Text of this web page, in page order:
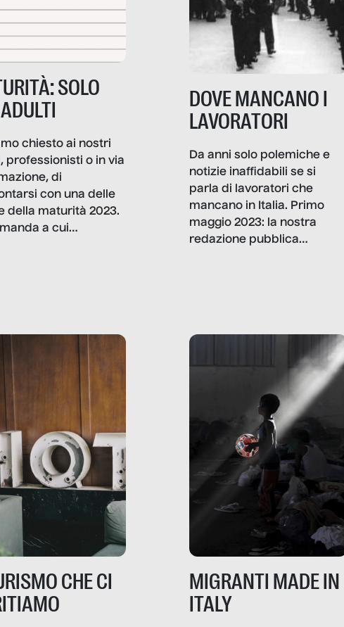
SOLO
chiesto ai nostri
professionisti o in via
di
con una delle
della maturità 2023.
a cui
DOVE MANCANO I
LAVORATORI
Da anni solo polemiche e
notizie inaffidabili se si
parla di lavoratori che
mancano in Italia. Primo
maggio 2023: la nostra
redazione pubblica
la sanità, la ristorazione,
la scuola, le fabbriche,
amministrazione, l’edilizia,
CHE CI
MIGRANTI MADE IN
ITALY